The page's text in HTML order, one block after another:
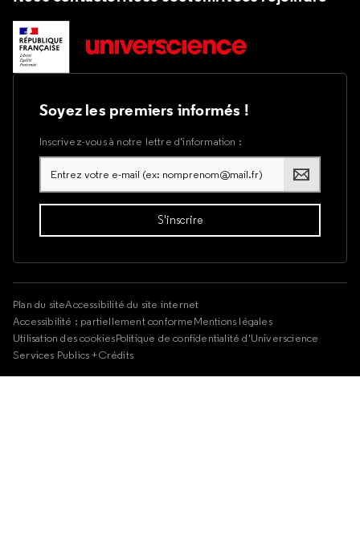
Soyez les premiers informés !
Inscrivez-vous à notre lettre d’information :
Plan du siteAccessibilité du site internet
Accessibilité : partiellement conformeMentions légales
Utilisation des cookiesPolitique de confidentialité d'Universcience
Services Publics +Crédits